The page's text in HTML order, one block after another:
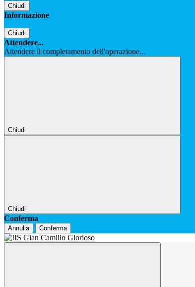
Chiudi
Informazione
Chiudi
Attendere...
Attendere il completamento dell'operazione...
Chiudi
Chiudi
Conferma
Annulla Conferma